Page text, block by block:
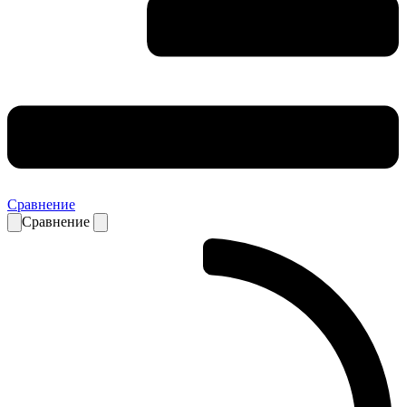
Сравнение
Сравнение